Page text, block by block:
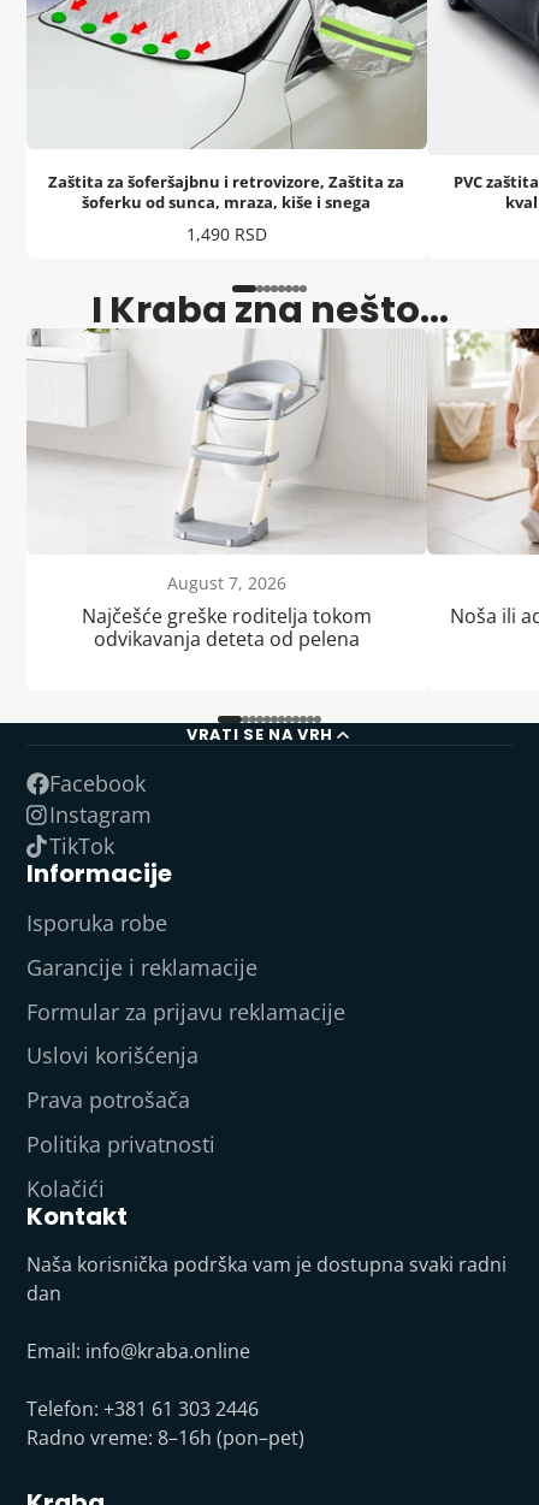
Zaštita za šoferšajbnu i retrovizore, Zaštita za
šoferku od sunca, mraza, kiše i snega
Cena
1,490 RSD
PVC
I Kraba zna nešto...
August 7, 2026
Najčešće greške roditelja tokom
odvikavanja deteta od pelena
Noša ili
VRATI SE NA VRH
Facebook
Instagram
TikTok
Informacije
Isporuka robe
Garancije i reklamacije
Formular za prijavu reklamacije
Uslovi korišćenja
Prava potrošača
Politika privatnosti
Kolačići
Kontakt
Naša korisnička podrška vam je dostupna svaki radni
dan
Email: info@kraba.online
Telefon: +381 61 303 2446
Radno vreme: 8–16h (pon–pet)